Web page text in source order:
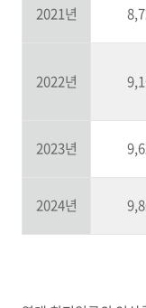
2021년
2022년
2023년
2024년